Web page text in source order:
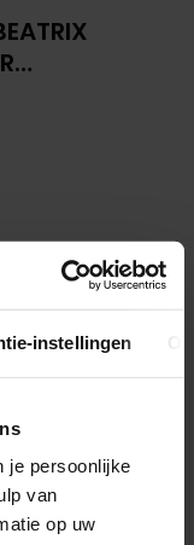
instellingen
je persoonlijke
van
op uw